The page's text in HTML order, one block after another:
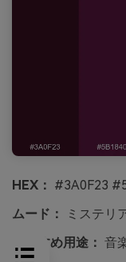
HEX： #3A0F23
ムード：
ミステリ
おすすめ用途： 音